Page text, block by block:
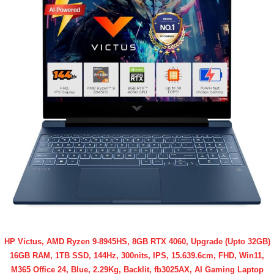
HP Victus, AMD Ryzen 9-8945HS, 8GB RTX 4060, Upgrade (Upto 32GB)
16GB RAM, 1TB SSD, 144Hz, 300nits, IPS, 15.639.6cm, FHD, Win11,
M365 Office 24, Blue, 2.29Kg, Backlit, fb3025AX, AI Gaming Laptop